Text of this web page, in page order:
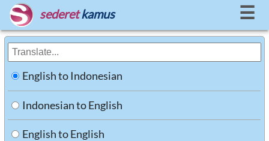
sederet kamus ☰
English to Indonesian
Indonesian to English
English to English